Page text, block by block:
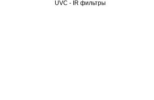
UVC - IR фильтры